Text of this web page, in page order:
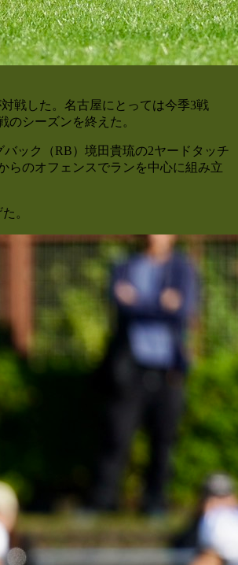
戦した。名古屋にとっては今季3戦
のシーズンを終えた。
ック（RB）境田貴琉の2ヤードタッチ
らのオフェンスでランを中心に組み立
。